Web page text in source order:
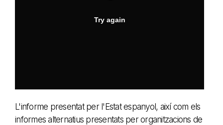
L'informe presentat per l'Estat espanyol, així com els
informes alternatius presentats per organitzacions de